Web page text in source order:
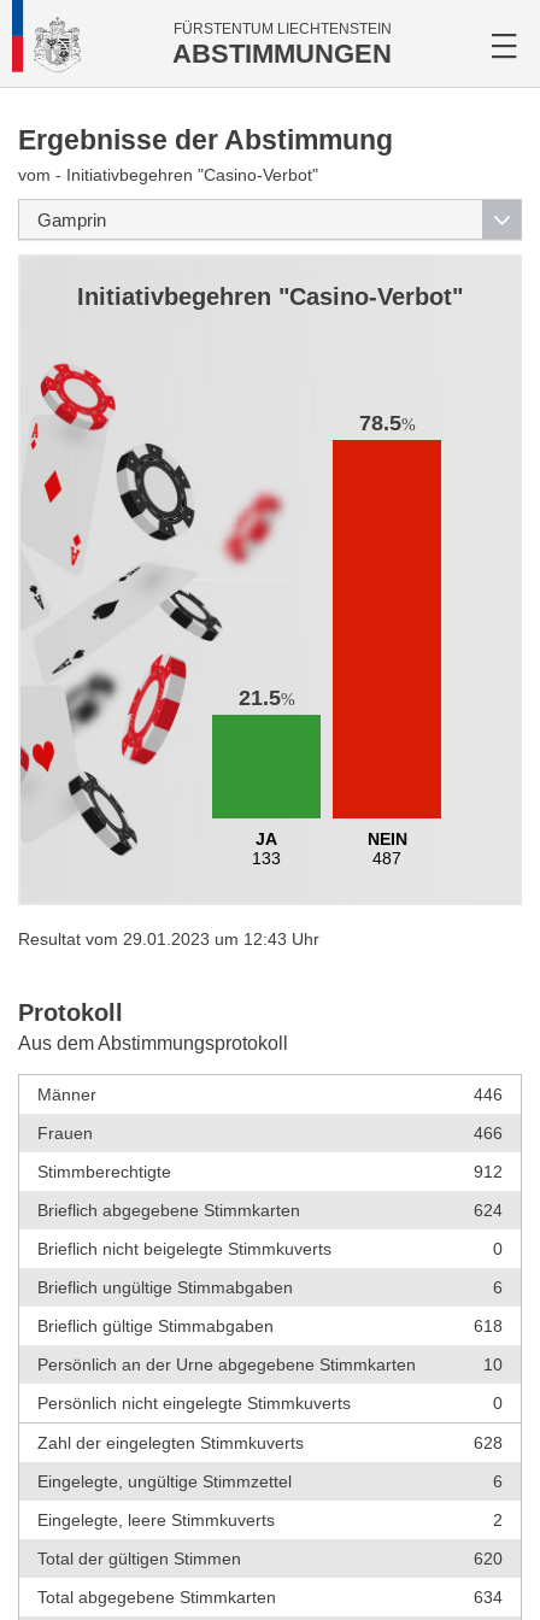
FÜRSTENTUM LIECHTENSTEIN
ABSTIMMUNGEN
Ergebnisse der Abstimmung
vom - Initiativbegehren "Casino-Verbot"
Initiativbegehren "Casino-Verbot"
21.5%
JA
133
78.5%
NEIN
487
Resultat vom 29.01.2023 um 12:43 Uhr
Protokoll
Aus dem Abstimmungsprotokoll
Männer
446
Frauen
466
Stimmberechtigte
912
Brieflich abgegebene Stimmkarten
624
Brieflich nicht beigelegte Stimmkuverts
0
Brieflich ungültige Stimmabgaben
6
Brieflich gültige Stimmabgaben
618
Persönlich an der Urne abgegebene Stimmkarten
10
Persönlich nicht eingelegte Stimmkuverts
0
Zahl der eingelegten Stimmkuverts
628
Eingelegte, ungültige Stimmzettel
6
Eingelegte, leere Stimmkuverts
2
Total der gültigen Stimmen
620
Total abgegebene Stimmkarten
634